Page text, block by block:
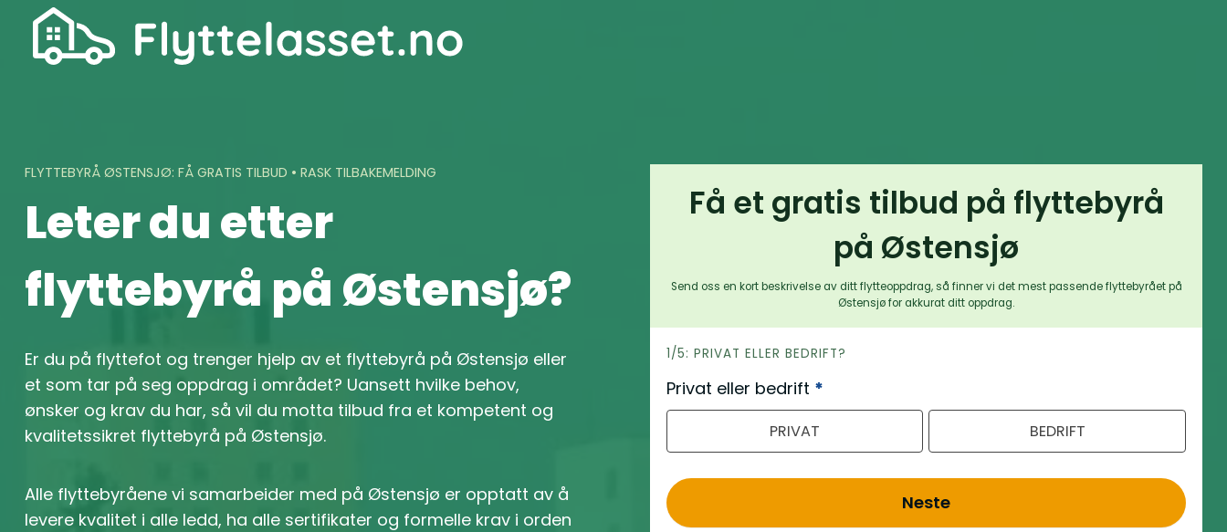
content
FLYTTEBYRÅ ØSTENSJØ: FÅ GRATIS TILBUD • RASK TILBAKEMELDING
Leter du etter
flyttebyrå på Østensjø?
Er du på flyttefot og trenger hjelp av et flyttebyrå på Østensjø eller
et som tar på seg oppdrag i området? Uansett hvilke behov,
ønsker og krav du har, så vil du motta tilbud fra et kompetent og
kvalitetssikret flyttebyrå på Østensjø.
Alle flyttebyråene vi samarbeider med på Østensjø er opptatt av å
levere kvalitet i alle ledd, ha alle sertifikater og formelle krav i orden
Få et gratis tilbud på flyttebyrå
på Østensjø
Send oss en kort beskrivelse av ditt flytteoppdrag, så finner vi det mest passende flyttebyrået på
Østensjø for akkurat ditt oppdrag.
h
e
r
1/5: PRIVAT ELLER BEDRIFT?
Privat eller bedrift *
PRIVAT BEDRIFT
Neste